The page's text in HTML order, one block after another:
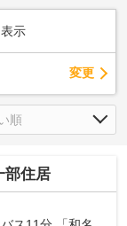
示
変更
部住居